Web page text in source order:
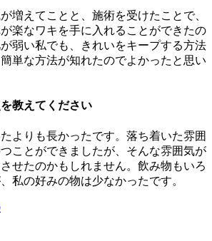
増えてことと、施術を受けたことで、
楽なワキを手に入れることができたの
弱い私でも、きれいをキープする方法
単な方法が知れたのでよかったと思い
教えてください
よりも長かったです。落ち着いた雰囲
ことができましたが、そんな雰囲気が
せたのかもしれません。飲み物もいろ
私の好みの物は少なかったです。